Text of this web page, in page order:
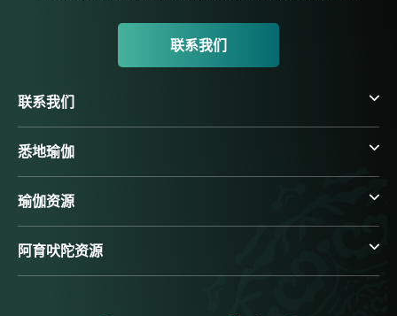
联系我们
联系我们
悉地瑜伽
瑜伽资源
阿育吠陀资源